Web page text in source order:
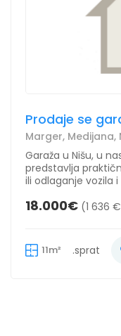
Prodaje se
Marger, Medijana,
Garaža u Nišu, u
predstavlja
ili odlaganje vozila
18.000€ (1 636
11m² .sprat